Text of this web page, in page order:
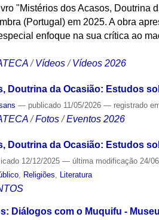
"Mistérios dos Acasos, Doutrina
(Portugal) em 2025. A obra
enfoque na sua crítica ao
/Vídeos /Vídeos 2026
Doutrina da Ocasião: Estudos
— publicado 11/05/2026— registrado
/Fotos /Eventos 2026
Doutrina da Ocasião: Estudos
12/12/2025— última modificação 24/
Religiões Literatura
Diálogos com o Muquifu -